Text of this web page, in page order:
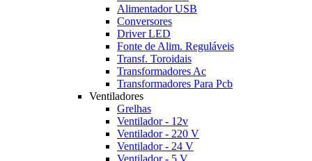
Alimentador USB
Conversores
Driver LED
Fonte de Alim. Reguláveis
Transf. Toroidais
Transformadores Ac
Transformadores Para Pcb
Ventiladores
Grelhas
Ventilador - 12v
Ventilador - 220 V
Ventilador - 24 V
Ventilador - 5 V